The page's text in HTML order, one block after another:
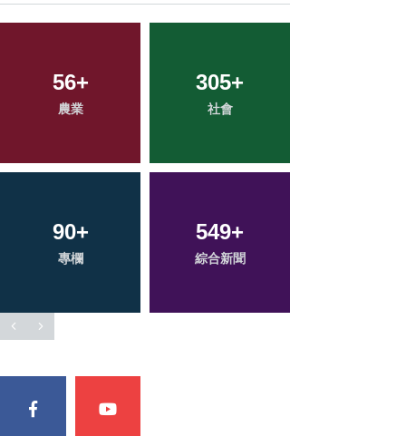
56+
農業
305+
社會
90+
專欄
549+
綜合新聞
1+
大陸
125+
旅遊
51+
宗教
162+
健康